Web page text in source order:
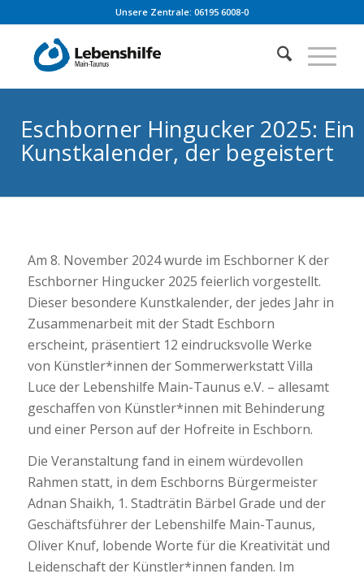
Unsere Zentrale: 06195 6008-0
Eschborner Hingucker 2025: Ein
Kunstkalender, der begeistert
Am 8. November 2024 wurde im Eschborner K der
Eschborner Hingucker 2025 feierlich vorgestellt.
Dieser besondere Kunstkalender, der jedes Jahr in
Zusammenarbeit mit der Stadt Eschborn
erscheint, präsentiert 12 eindrucksvolle Werke
von Künstler*innen der Sommerwerkstatt Villa
Luce der Lebenshilfe Main-Taunus e.V. – allesamt
geschaffen von Künstler*innen mit Behinderung
und einer Person auf der Hofreite in Eschborn.
Die Veranstaltung fand in einem würdevollen
Rahmen statt, in dem Eschborns Bürgermeister
Adnan Shaikh, 1. Stadträtin Bärbel Grade und der
Geschäftsführer der Lebenshilfe Main-Taunus,
Oliver Knuf, lobende Worte für die Kreativität und
Leidenschaft der Künstler*innen fanden. Im